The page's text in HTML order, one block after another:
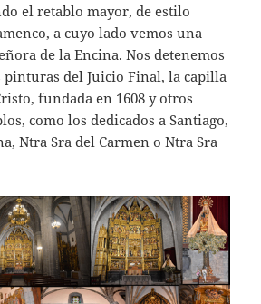
el retablo mayor, de estilo
a cuyo lado vemos una
de la Encina. Nos detenemos
pinturas del Juicio Final, la capilla
fundada en 1608 y otros
como los dedicados a Santiago,
Ntra Sra del Carmen o Ntra Sra